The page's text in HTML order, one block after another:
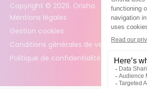
Copyright © 2026. Orisha
Mentions légales
Gestion cookies
Conditions générales de vente
Politique de confidentialité des données